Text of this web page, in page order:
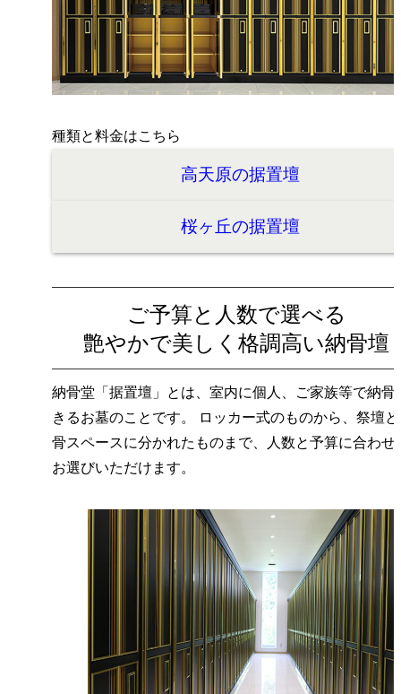
種類と料金はこちら
高天原の据置壇
桜ヶ丘の据置壇
ご予算と人数で選べる
艶やかで美しく格調高い納骨壇
納骨堂「据置壇」とは、室内に個人、ご家族等で納骨
きるお墓のことです。 ロッカー式のものから、祭壇
骨スペースに分かれたものまで、人数と予算に合わせ
お選びいただけます。